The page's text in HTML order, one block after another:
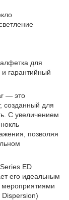
для
и гарантийный
— это
созданный для
С увеличением
позволяя
ED
его идеальным